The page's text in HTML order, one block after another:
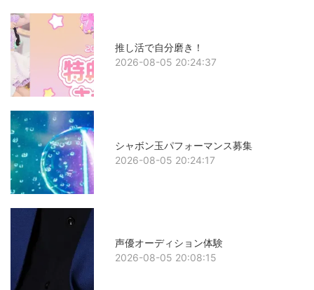
推し活で自分磨き！
2026-08-05 20:24:37
シャボン玉パフォーマンス募集
2026-08-05 20:24:17
声優オーディション体験
2026-08-05 20:08:15